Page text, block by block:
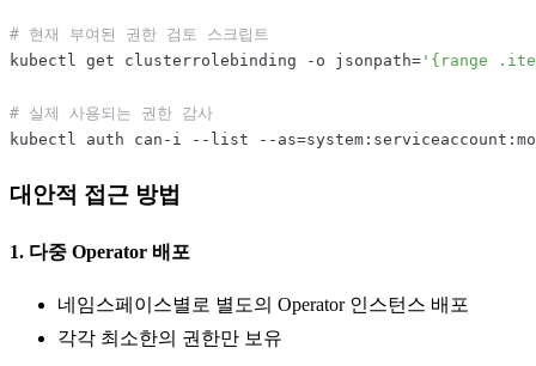
# 현재 부여된 권한 검토 스크립트
kubectl get clusterrolebinding -o jsonpath= '{range
# 실제 사용되는 권한 감사
대안적 접근 방법
1. 다중 Operator 배포
네임스페이스별로 별도의 Operator 인스턴스 배포
각각 최소한의 권한만 보유